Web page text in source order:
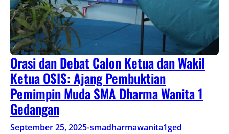
Orasi dan Debat Calon Ketua dan Wakil
Ketua OSIS: Ajang Pembuktian
Pemimpin Muda SMA Dharma Wanita 1
Gedangan
September 25, 2025•smadharmawanita1ged